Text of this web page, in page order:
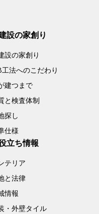
設の家創り
設の家創り
法へのこだわり
建つまで
と検査体制
探し
仕様
立ち情報
テリア
と法律
情報
・外壁タイル